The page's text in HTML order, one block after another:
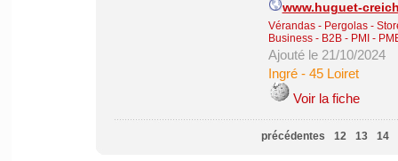
www.huguet-
Vérandas - Pergolas -
Business - B2B - PMI -
Ajouté le 21/10/2024
Ingré- 45 Loiret
Voir la fiche
précédentes 12 13 14